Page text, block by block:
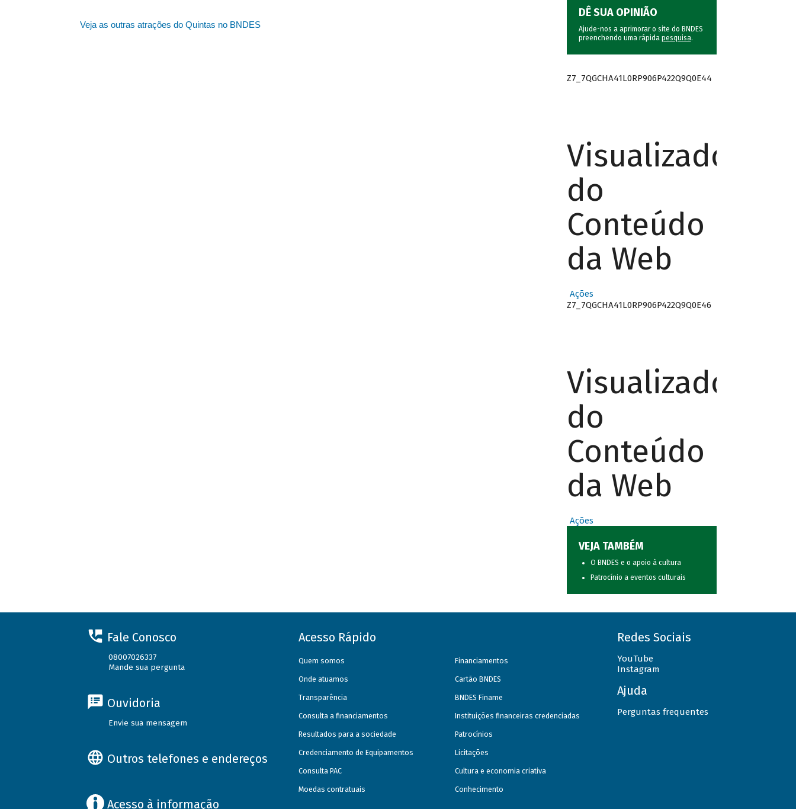
Veja as outras atrações do Quintas no BNDES
DÊ SUA OPINIÃO
Ajude-nos a aprimorar o site do BNDES
preenchendo uma rápida pesquisa.
Z7_7QGCHA41L0RP906P422Q9Q0E44
Visualizador
do
Conteúdo
da Web
Ações
Z7_7QGCHA41L0RP906P422Q9Q0E46
Visualizador
do
Conteúdo
da Web
Ações
VEJA TAMBÉM
O BNDES e o apoio à cultura
Patrocínio a eventos culturais
Fale Conosco
08007026337
Mande sua pergunta
Ouvidoria
Envie sua mensagem
Outros telefones e endereços
Acesso à informação
Acesso Rápido
Quem somos
Onde atuamos
Transparência
Consulta a financiamentos
Resultados para a sociedade
Credenciamento de Equipamentos
Consulta PAC
Moedas contratuais
Financiamentos
Cartão BNDES
BNDES Finame
Instituições financeiras credenciadas
Patrocínios
Licitações
Cultura e economia criativa
Conhecimento
Redes Sociais
YouTube
Instagram
Ajuda
Perguntas frequentes